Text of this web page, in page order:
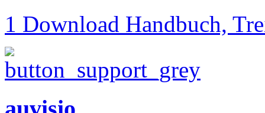
1 Download Handbuch,